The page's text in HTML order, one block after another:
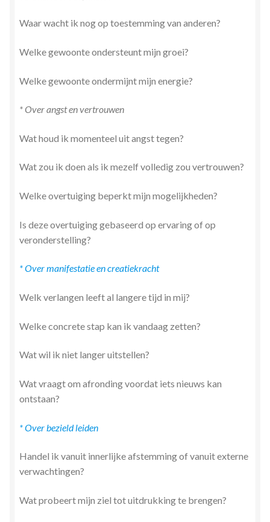
Waar wacht ik nog op toestemming van anderen?
Welke gewoonte ondersteunt mijn groei?
Welke gewoonte ondermijnt mijn energie?
* Over angst en vertrouwen
Wat houd ik momenteel uit angst tegen?
Wat zou ik doen als ik mezelf volledig zou vertrouwen?
Welke overtuiging beperkt mijn mogelijkheden?
Is deze overtuiging gebaseerd op ervaring of op
veronderstelling?
* Over manifestatie en creatiekracht
Welk verlangen leeft al langere tijd in mij?
Welke concrete stap kan ik vandaag zetten?
Wat wil ik niet langer uitstellen?
Wat vraagt om afronding voordat iets nieuws kan
ontstaan?
* Over bezield leiden
Handel ik vanuit innerlijke afstemming of vanuit externe
verwachtingen?
Wat probeert mijn ziel tot uitdrukking te brengen?